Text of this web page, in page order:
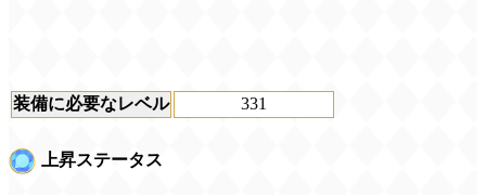
装備に必要なレベル 331
上昇ステータス